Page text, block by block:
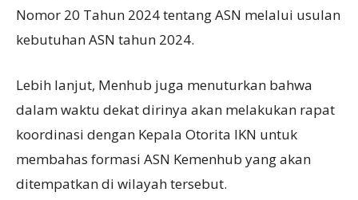
Nomor 20 Tahun 2024 tentang ASN melalui usulan
kebutuhan ASN tahun 2024.
Lebih lanjut, Menhub juga menuturkan bahwa
dalam waktu dekat dirinya akan melakukan rapat
koordinasi dengan Kepala Otorita IKN untuk
membahas formasi ASN Kemenhub yang akan
ditempatkan di wilayah tersebut.